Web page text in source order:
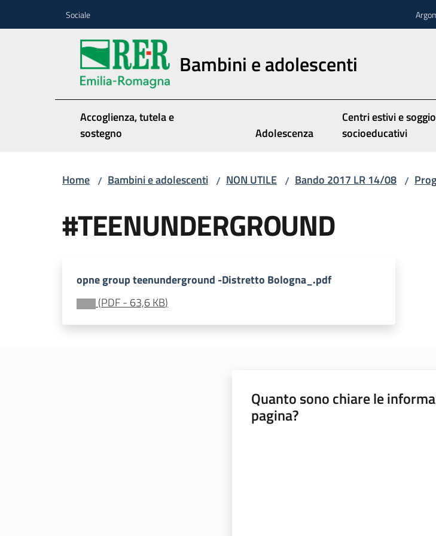
Sociale
Bambini e adolescenti
Accoglienza, tutela e
sostegno
Adolescenza
Centri estivi e
socioeducativi
Home / Bambini e adolescenti / NON UTILE / Bando 2017 LR 14/08 /
#TEENUNDERGROUND
opne group teenunderground -Distretto Bologna_.pdf
(PDF- 63,6 KB)
Quanto sono chiare le
pagina?